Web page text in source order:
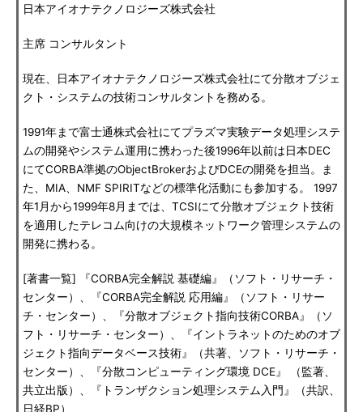
日本アイオナテクノロジーズ株式会社
主席 コンサルタント
現在、日本アイオナテクノロジーズ株式会社にて分散オブジェ
クト・システムの技術コンサルタントを務める。
1991年まで富士通株式会社にてプラズマ実験データ処理システ
ムの開発やシステム運用に携わった後1996年以前は日本DEC
にてCORBA準拠のObjectBrokerおよびDCEの開発を担当。ま
た、MIA、NMF SPIRITなどの標準化活動にも参加する。 1997
年1月から1999年8月までは、TCSIにて分散オブジェクト技術
を適用したテレコム向けの大規模ネットワーク管理システムの
開発に携わる。
[著書一覧] 『CORBA完全解説 基礎編』（ソフト・リサーチ・
センター）、『CORBA完全解説 応用編』（ソフト・リサー
チ・センター）、『分散オブジェクト指向技術CORBA』（ソ
フト・リサーチ・センター）、『イントラネットのためのオブ
ジェクト指向データベース技術』（共著、ソフト・リサーチ・
センター）、『分散コンピューティング環境 DCE』 （監著、
共立出版）、『トランザクション処理システム入門』（共訳、
日経BP）